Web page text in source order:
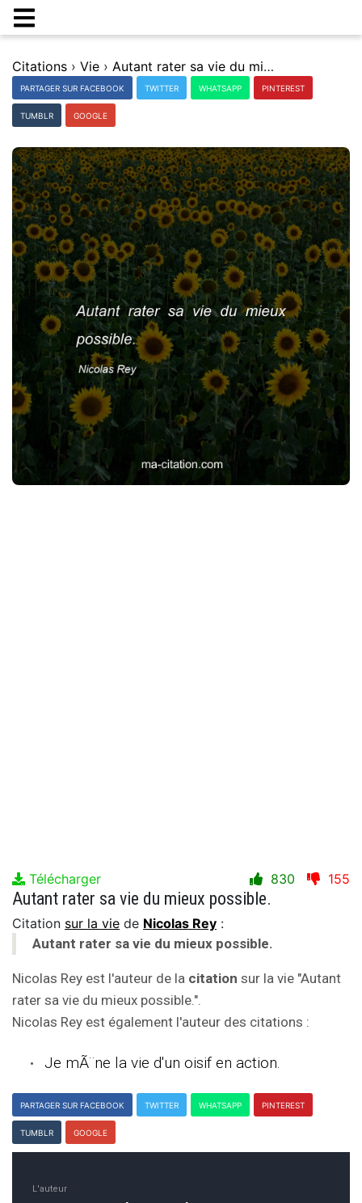
Citations › Vie › Autant rater sa vie du mieux possible.
PARTAGER SUR FACEBOOK TWITTER WHATSAPP PINTEREST
TUMBLR GOOGLE
Télécharger 830 155
Autant rater sa vie du mieux possible.
Citation sur la vie de Nicolas Rey :
Autant rater sa vie du mieux possible.
Nicolas Rey est l'auteur de la citation sur la vie "Autant
rater sa vie du mieux possible.".
Nicolas Rey est également l'auteur des citations :
Je mÃ¨ne la vie d'un oisif en action.
PARTAGER SUR FACEBOOK TWITTER WHATSAPP PINTEREST
TUMBLR GOOGLE
L'auteur